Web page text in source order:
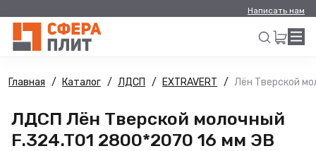
Написать нам
Искать
Главная Каталог ЛДСП EXTRAVERT Лён Тверской
ЛДСП Лён Тверской молочный
F.324.T01 2800*2070 16 мм ЭВ